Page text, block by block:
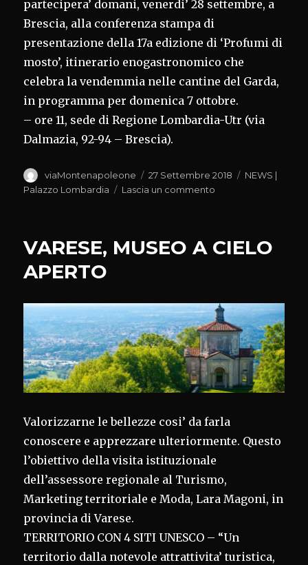
partecipera’ domani, venerdi’ 28 settembre, a
Brescia, alla conferenza stampa di
presentazione della 17a edizione di ‘Profumi di
mosto’, itinerario enogastronomico che
celebra la vendemmia nelle cantine del Garda,
in programma per domenica 7 ottobre.
– ore 11, sede di Regione Lombardia-Utr (via
Dalmazia, 92-94 – Brescia).
Autore
viaMontenapoleone
Pubblicato
il
27 Settembre 2018 Categorie
NEWS |
Palazzo Lombardia
Lascia un commento
VARESE, MUSEO A CIELO
APERTO
Valorizzarne le bellezze cosi’ da farla
conoscere e apprezzare ulteriormente. Questo
l’obiettivo della visita istituzionale
dell’assessore regionale al Turismo,
Marketing territoriale e Moda, Lara Magoni, in
provincia di Varese.
TERRITORIO CON 4 SITI UNESCO – “Un
territorio dalla notevole attrattivita’ turistica,